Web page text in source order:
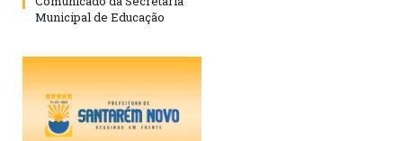
Municipal de Educação